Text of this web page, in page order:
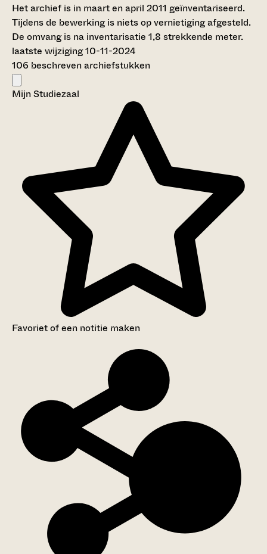
Het archief is in maart en april 2011 geïnventariseerd.
Tijdens de bewerking is niets op vernietiging afgesteld.
De omvang is na inventarisatie 1,8 strekkende meter.
laatste wijziging 10-11-2024
106 beschreven archiefstukken
Mijn Studiezaal
Favoriet of een notitie maken